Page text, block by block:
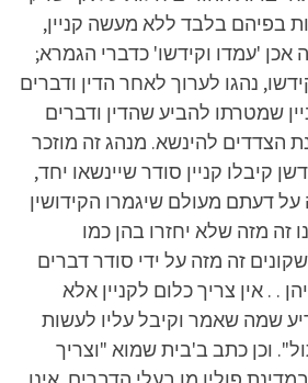
בפיהם בלבד ללא מעשה קניין,
אכן 'עמדו וקידשו' כדברי הגמרא;
נהגו לערוך לאחר הדין ודברים
שמטרתו להביע שהדין ודברים
הצדדים להינשא. מנהג זה מוזכר
קיבלו קניין סודר שיינשאו יחד,
דעתם מעולם שיגמרו הקידושין
זה מזה שלא יחזרו בהן כמו
זה מזה על ידי סודר דברים
. . אין צריך כלום לקניין אלא
שמה שאמר וקיבל עליו לעשות
וכן כתב ב'בית שמוא "וצריך